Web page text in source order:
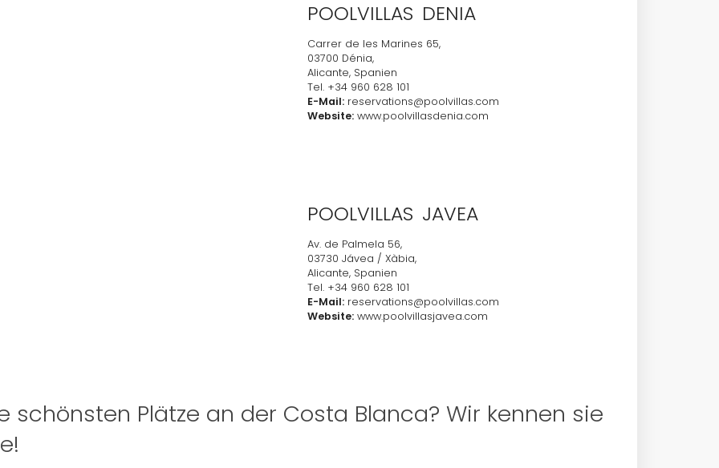
POOLVILLAS DENIA
Carrer de les Marines 65,
03700 Dénia,
Alicante, Spanien
Tel. +34 960 628 101
E-Mail:reservations@poolvillas.com
Website:www.poolvillasdenia.com
POOLVILLAS JAVEA
Av. de Palmela 56,
03730 Jávea / Xàbia,
Alicante, Spanien
Tel. +34 960 628 101
E-Mail:reservations@poolvillas.com
Website:www.poolvillasjavea.com
schönsten Plätze an der Costa Blanca? Wir kennen sie